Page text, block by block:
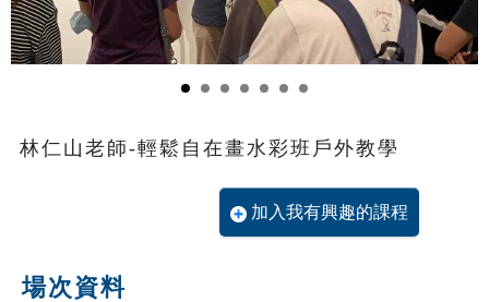
林仁山老師-輕鬆自在畫水彩班戶外教學
加入我有興趣的課程
場次資料